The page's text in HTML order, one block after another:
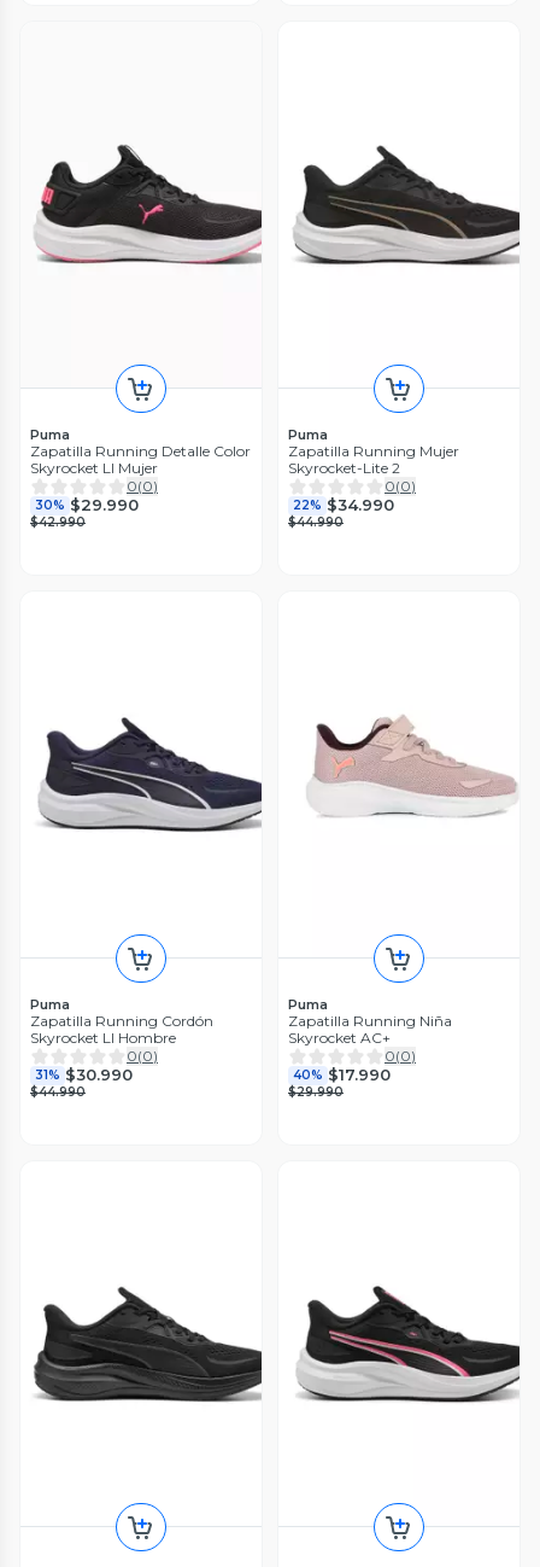
Puma
Zapatilla Running Detalle Color
Skyrocket LI Mujer
0(0)
30% $29.990
$42.990
Puma
Zapatilla Running Mujer
Skyrocket-Lite 2
0(0)
22% $34.990
$44.990
Puma
Zapatilla Running Cordón
Skyrocket LI Hombre
0(0)
31% $30.990
$44.990
Puma
Zapatilla Running Niña
Skyrocket AC+
0(0)
40% $17.990
$29.990